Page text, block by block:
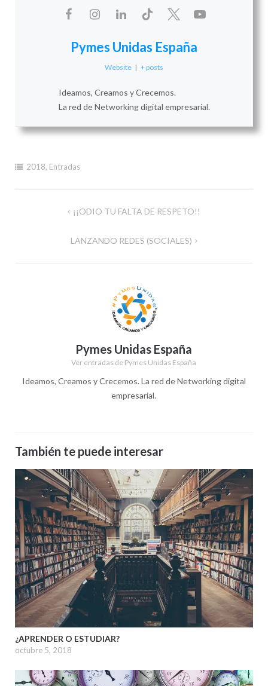
Pymes Unidas España
Website | + posts
Ideamos, Creamos y Crecemos.
La red de Networking digital empresarial.
2018, Entradas
Navegación¡¡ODIO TU FALTA DE RESPETO!!
LANZANDO REDES (SOCIALES)
Pymes Unidas España
Ver entradas de Pymes Unidas España
Ideamos, Creamos y Crecemos. La red de Networking digital
empresarial.
También te puede interesar
¿APRENDER O ESTUDIAR?
octubre 5, 2018